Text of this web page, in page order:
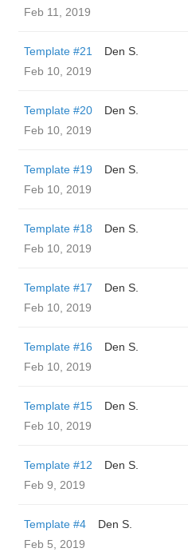
Feb 11, 2019
Template #21
Den S.
Feb 10, 2019
Template #20
Den S.
Feb 10, 2019
Template #19
Den S.
Feb 10, 2019
Template #18
Den S.
Feb 10, 2019
Template #17
Den S.
Feb 10, 2019
Template #16
Den S.
Feb 10, 2019
Template #15
Den S.
Feb 10, 2019
Template #12
Den S.
Feb 9, 2019
Template #4
Den S.
Feb 5, 2019